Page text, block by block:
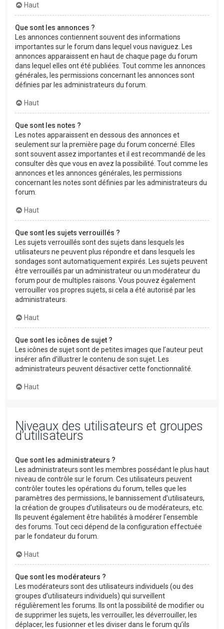
Haut
Que sont les annonces ?
Les annonces contiennent souvent des informations
importantes sur le forum dans lequel vous naviguez. Les
annonces apparaissent en haut de chaque page du forum
dans lequel elles ont été publiées. Tout comme les annonces
générales, les permissions concernant les annonces sont
définies par les administrateurs du forum.
Haut
Que sont les notes ?
Les notes apparaissent en dessous des annonces et
seulement sur la première page du forum concerné. Elles
sont souvent assez importantes et il est recommandé de les
consulter dès que vous en avez la possibilité. Tout comme les
annonces et les annonces générales, les permissions
concernant les notes sont définies par les administrateurs du
forum.
Haut
Que sont les sujets verrouillés ?
Les sujets verrouillés sont des sujets dans lesquels les
utilisateurs ne peuvent plus répondre et dans lesquels les
sondages sont automatiquement expirés. Les sujets peuvent
être verrouillés par un administrateur ou un modérateur du
forum pour de multiples raisons. Vous pouvez également
verrouiller vos propres sujets, si cela a été autorisé par les
administrateurs.
Haut
Que sont les icônes de sujet ?
Les icônes de sujet sont de petites images que l’auteur peut
insérer afin d’illustrer le contenu de son sujet. Les
administrateurs peuvent désactiver cette fonctionnalité.
Haut
Niveaux des utilisateurs et groupes
d’utilisateurs
Que sont les administrateurs ?
Les administrateurs sont les membres possédant le plus haut
niveau de contrôle sur le forum. Ces utilisateurs peuvent
contrôler toutes les opérations du forum, telles que les
paramètres des permissions, le bannissement d’utilisateurs,
la création de groupes d’utilisateurs ou de modérateurs, etc.
Ils peuvent également être habilités à modérer l’ensemble
des forums. Tout ceci dépend de la configuration effectuée
par le fondateur du forum.
Haut
Que sont les modérateurs ?
Les modérateurs sont des utilisateurs individuels (ou des
groupes d’utilisateurs individuels) qui surveillent
régulièrement les forums. Ils ont la possibilité de modifier ou
de supprimer les sujets, les verrouiller, les déverrouiller, les
déplacer, les fusionner et les diviser dans le forum qu’ils